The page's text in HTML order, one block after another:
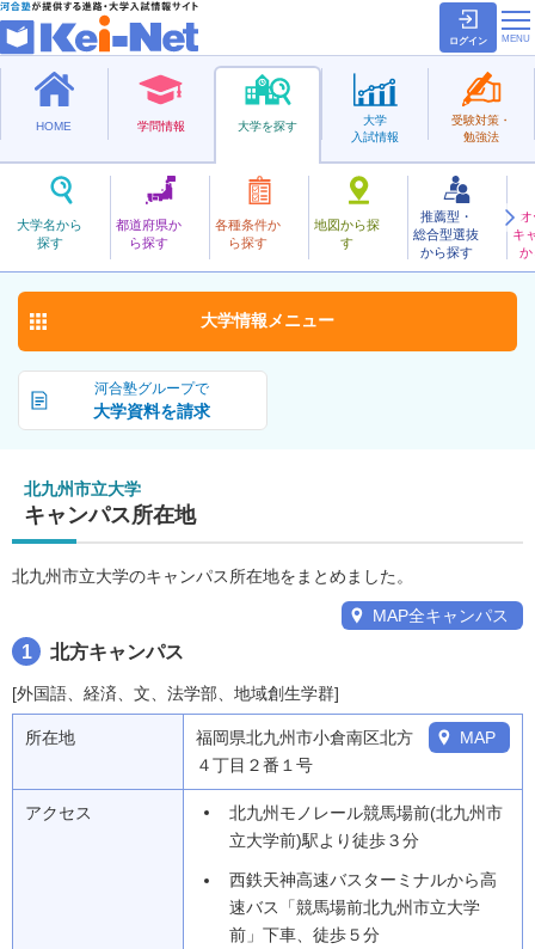
ログイン
HOME 学問情報 大学を探す
大学名から
探す
都道府県か
ら探す
各種条件か
ら探す
地図から探
す
推薦型・
総合型選抜
から探す
キ
か
大学
入試情報
受験対策・
勉強法
公立
きたきゅうしゅうしりつ
北九州市立大学 お気に入り
河合塾グループで
大学資料を請求
大学情報 メニュー
北九州市立大学
キャンパス所在地
北九州市立大学のキャンパス所在地をまとめました。
MAP全キャンパス
1 北方キャンパス
[外国語、経済、文、法学部、地域創生学群]
所在地
福岡県北九州市小倉南区北方
４丁目２番１号
MAP
アクセス
北九州モノレール競馬場前(北九州市
立大学前)駅より徒歩３分
西鉄天神高速バスターミナルから高
速バス「競馬場前北九州市立大学
前」下車、徒歩５分